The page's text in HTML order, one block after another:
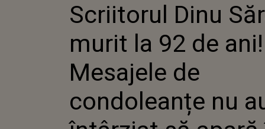
DE ANI!
MEDIUL
Scriitorul Dinu
murit la 92 de ani!
Mesajele de
condoleanțe nu